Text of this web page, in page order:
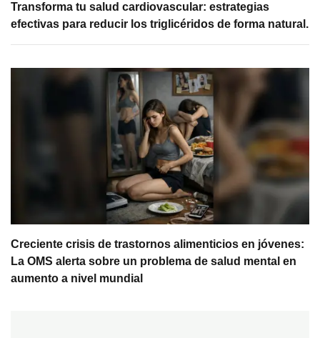
Transforma tu salud cardiovascular: estrategias
efectivas para reducir los triglicéridos de forma natural.
Creciente crisis de trastornos alimenticios en jóvenes:
La OMS alerta sobre un problema de salud mental en
aumento a nivel mundial